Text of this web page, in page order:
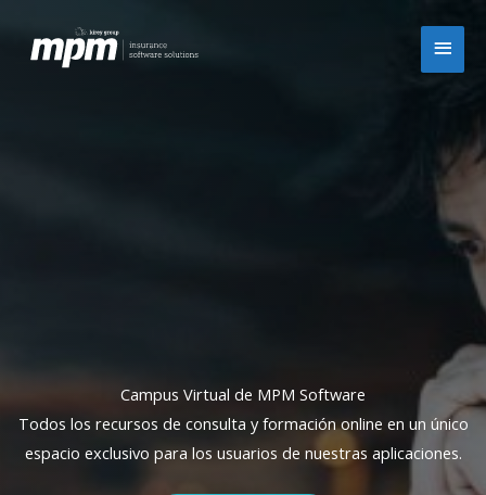
contenido
Campus Virtual de MPM Software
Todos los recursos de consulta y formación online en un único
espacio exclusivo para los usuarios de nuestras aplicaciones.